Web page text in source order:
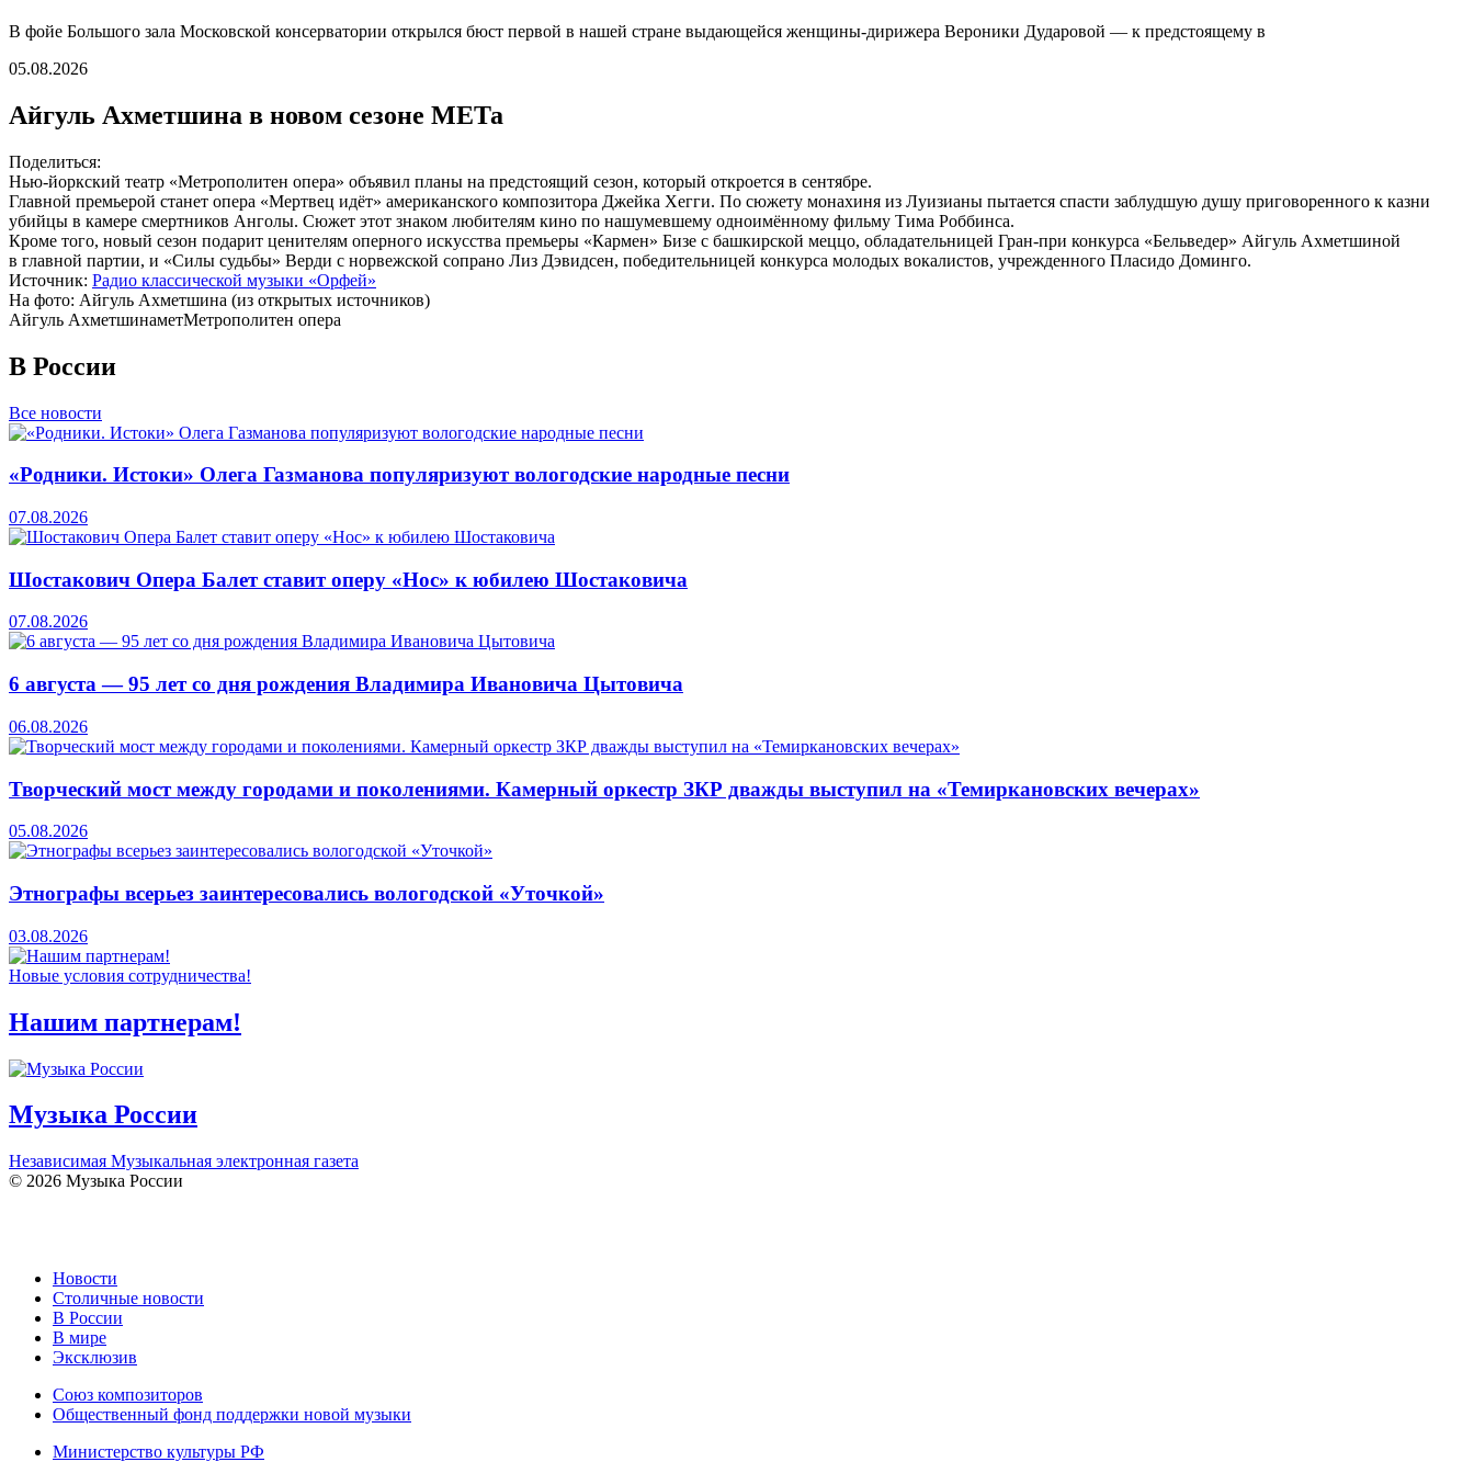
В фойе Большого зала Московской консерватории открылся бюст первой в нашей стране выдающейся женщины-дирижера Вероники Дударовой — к предстоящему в
05.08.2026
Айгуль Ахметшина в новом сезоне МЕТа
Поделиться:
Нью-йоркский театр «Метрополитен опера» объявил планы на предстоящий сезон, который откроется в сентябре.
Главной премьерой станет опера «Мертвец идёт» американского композитора Джейка Хегги. По сюжету монахиня из Луизианы пытается спасти заблудшую душу приговоренного к казни
убийцы в камере смертников Анголы. Сюжет этот знаком любителям кино по нашумевшему одноимённому фильму Тима Роббинса.
Кроме того, новый сезон подарит ценителям оперного искусства премьеры «Кармен» Бизе с башкирской меццо, обладательницей Гран-при конкурса «Бельведер» Айгуль Ахметшиной
в главной партии, и «Силы судьбы» Верди с норвежской сопрано Лиз Дэвидсен, победительницей конкурса молодых вокалистов, учрежденного Пласидо Доминго.
Источник: Радио классической музыки «Орфей»
На фото: Айгуль Ахметшина (из открытых источников)
Айгуль АхметшинаметМетрополитен опера
В России
Все новости
«Родники. Истоки» Олега Газманова популяризуют вологодские народные песни
07.08.2026
Шостакович Опера Балет ставит оперу «Нос» к юбилею Шостаковича
07.08.2026
6 августа — 95 лет со дня рождения Владимира Ивановича Цытовича
06.08.2026
Творческий мост между городами и поколениями. Камерный оркестр ЗКР дважды выступил на «Темиркановских вечерах»
05.08.2026
Этнографы всерьез заинтересовались вологодской «Уточкой»
03.08.2026
Новые условия сотрудничества!
Нашим партнерам!
Музыка России
Независимая Музыкальная электронная газета
© 2026 Музыка России
Новости
Столичные новости
В России
В мире
Эксклюзив
Союз композиторов
Общественный фонд поддержки новой музыки
Министерство культуры РФ